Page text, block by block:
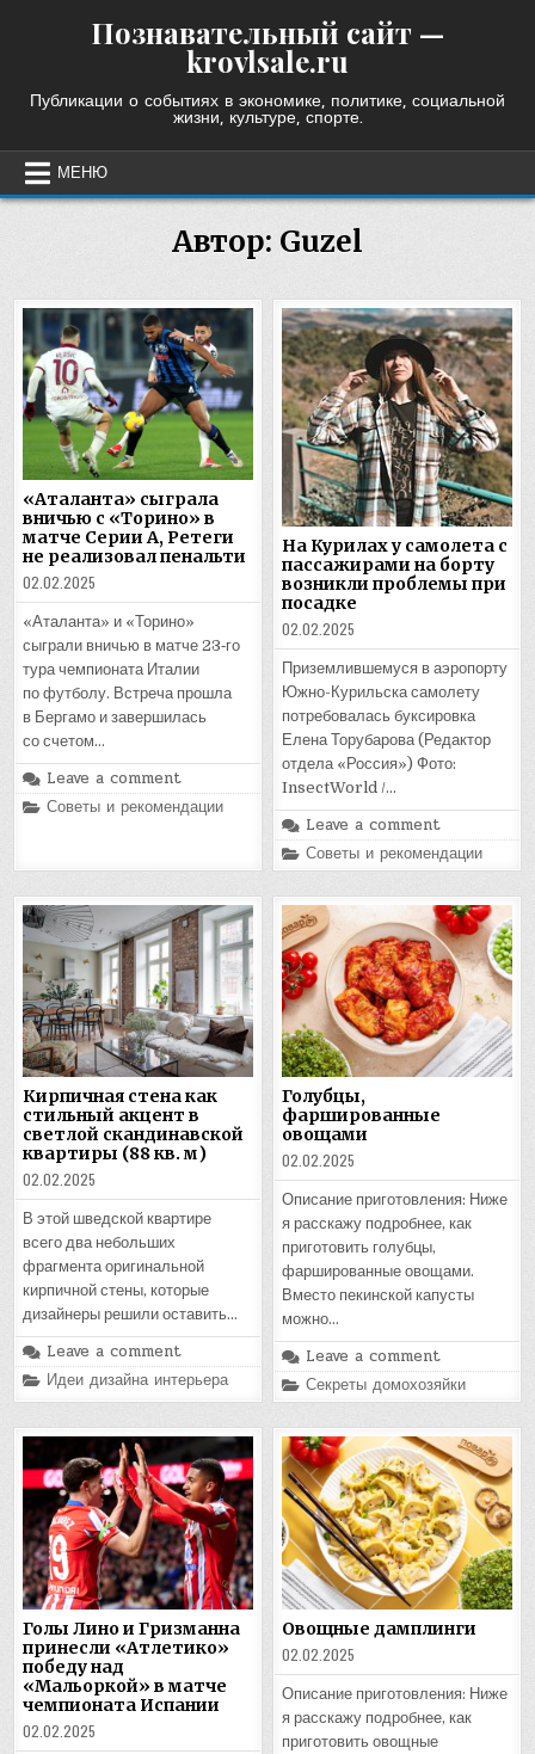
Познавательный сайт —
krovlsale.ru
Публикации о событиях в экономике, политике, социальной
жизни, культуре, спорте.
МЕНЮ
Автор: Guzel
«Аталанта» сыграла
вничью с «Торино» в
матче Серии А, Ретеги
не реализовал пенальти
02.02.2025
«Аталанта» и «Торино»
сыграли вничью в матче 23‑го
тура чемпионата Италии
по футболу. Встреча прошла
в Бергамо и завершилась
со счетом…
Leave a comment
Posted
Советы и рекомендации
На Курилах у самолета с
пассажирами на борту
возникли проблемы при
посадке
02.02.2025
Приземлившемуся в аэропорту
Южно-Курильска самолету
потребовалась буксировка
Елена Торубарова (Редактор
отдела «Россия») Фото:
InsectWorld /…
Leave a comment
Posted
in
Советы и рекомендации
Кирпичная стена как
стильный акцент в
светлой скандинавской
квартиры (88 кв. м)
02.02.2025
В этой шведской квартире
всего два небольших
фрагмента оригинальной
кирпичной стены, которые
дизайнеры решили оставить…
Leave a comment
Posted
in
Идеи дизайна интерьера
Голубцы,
фаршированные
овощами
02.02.2025
Описание приготовления: Ниже
я расскажу подробнее, как
приготовить голубцы,
фаршированные овощами.
Вместо пекинской капусты
можно…
Leave a comment
Posted
in
Секреты домохозяйки
Голы Лино и Гризманна
принесли «Атлетико»
победу над
«Мальоркой» в матче
чемпионата Испании
02.02.2025
Овощные дамплинги
02.02.2025
Описание приготовления: Ниже
я расскажу подробнее, как
приготовить овощные